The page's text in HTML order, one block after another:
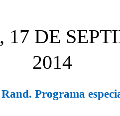
17 DE
2014
Programa